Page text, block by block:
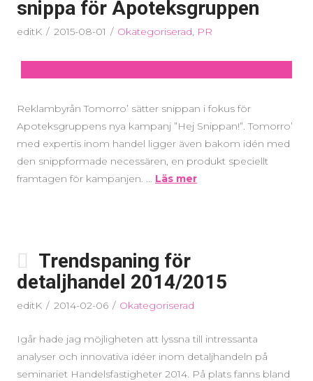
snippa för Apoteksgruppen
editK 2015-08-01 Okategoriserad, PR
Reklambyrån Tomorro’ sätter snippan i fokus för
Apoteksgruppens nya kampanj ”Hej Snippan!”. Tomorro’
med expertis inom handel ligger även bakom idén med
den snippformade necessären, en produkt speciellt
framtagen för kampanjen. … Läs mer
Trendspaning för
detaljhandel 2014/2015
editK 2014-02-06 Okategoriserad
Igår hade jag möjligheten att lyssna till intressanta
analyser och innovativa idéer inom detaljhandeln på
seminariet Handelsfastigheter 2014. På plats fanns bland